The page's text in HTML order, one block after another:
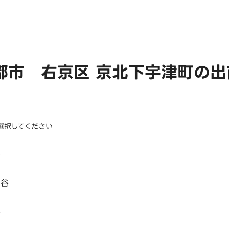
市 右京区 京北下宇津町の
択してください